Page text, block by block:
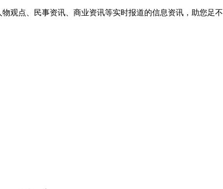
观点、民事资讯、商业资讯等实时报道的信息资讯，助您足不